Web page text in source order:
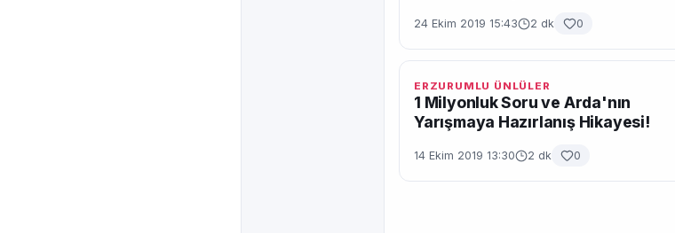
24 Ekim 2019 15:43 2 dk 0
ERZURUMLU ÜNLÜLER
1 Milyonluk Soru ve Arda'nın
Yarışmaya Hazırlanış Hikayesi!
14 Ekim 2019 13:30 2 dk 0